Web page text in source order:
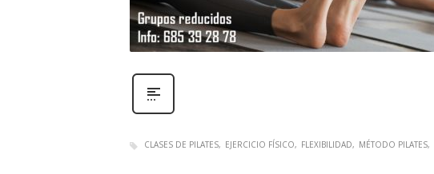
CLASES DE PILATES EJERCICIO FÍSICO FLEXIBILIDAD MÉTODO PILATES